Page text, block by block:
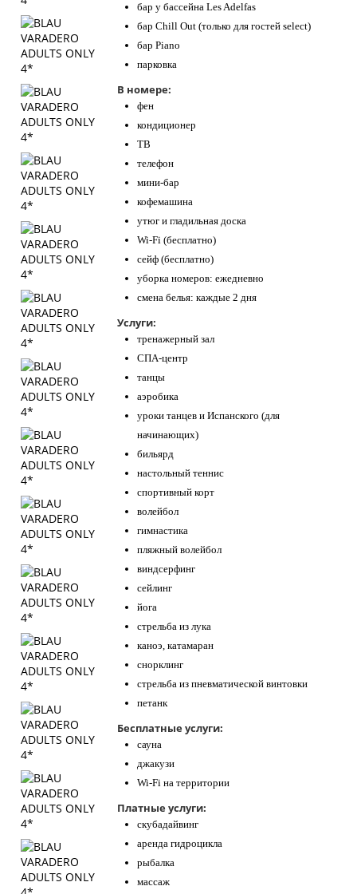
бар у бассейна Les Adelfas
бар Chill Out (только для гостей select)
бар Piano
парковка
В номере:
фен
кондиционер
ТВ
телефон
мини-бар
кофемашина
утюг и гладильная доска
Wi-Fi (бесплатно)
сейф (бесплатно)
уборка номеров: ежедневно
смена белья: каждые 2 дня
Услуги:
тренажерный зал
СПА-центр
танцы
аэробика
уроки танцев и Испанского (для
начинающих)
бильярд
настольный теннис
спортивный корт
волейбол
гимнастика
пляжный волейбол
виндсерфинг
сейлинг
йога
стрельба из лука
каноэ, катамаран
снорклинг
стрельба из пневматической винтовки
петанк
Бесплатные услуги:
сауна
джакузи
Wi-Fi на территории
Платные услуги:
скубадайвинг
аренда гидроцикла
рыбалка
массаж